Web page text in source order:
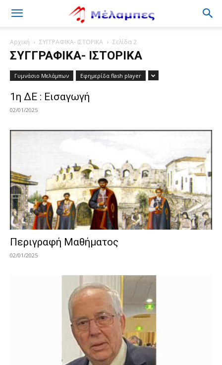
Μέλαμπες
Αρχική ΣΥΓΓΡΑΦΙΚΑ- ΙΣΤΟΡΙΚΑ Σελίδα 2
ΣΥΓΓΡΑΦΙΚΑ- ΙΣΤΟΡΙΚΑ
Γυμνάσιο Μελάμπων Εφημερίδα flash player
1η ΔΕ : Εισαγωγή
02/01/2025
Περιγραφή Μαθήματος
02/01/2025